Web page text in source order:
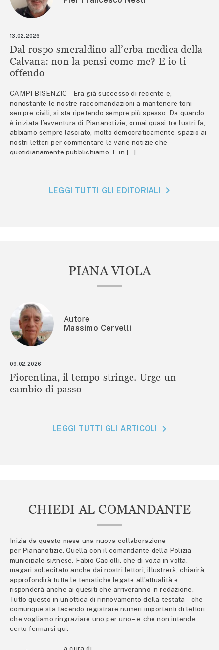
13.02.2026
Dal rospo smeraldino all’erba medica della
Calvana: non la pensi come me? E io ti
offendo
CAMPI BISENZIO – Era già successo di recente e,
nonostante le nostre raccomandazioni a mantenere toni
sempre civili, si sta ripetendo sempre più spesso. Da quando
è iniziata l’avventura di Piananotizie, ormai quasi tre lustri fa,
abbiamo sempre lasciato, molto democraticamente, spazio ai
nostri lettori per commentare le varie notizie che
quotidianamente pubblichiamo. E in […]
LEGGI TUTTI GLI EDITORIALI
PIANA VIOLA
Autore
Massimo Cervelli
09.02.2026
Fiorentina, il tempo stringe. Urge un
cambio di passo
LEGGI TUTTI GLI ARTICOLI
CHIEDI AL COMANDANTE
Inizia da questo mese una nuova collaborazione
per Piananotizie. Quella con il comandante della Polizia
municipale signese, Fabio Caciolli, che di volta in volta,
magari sollecitato anche dai nostri lettori, illustrerà, chiarirà,
approfondirà tutte le tematiche legate all’attualità e
risponderà anche ai quesiti che arriveranno in redazione.
Tutto questo in un’ottica di rinnovamento della testata – che
comunque sta facendo registrare numeri importanti di lettori
che vogliamo ringraziare uno per uno – e che non intende
certo fermarsi qui.
a cura di